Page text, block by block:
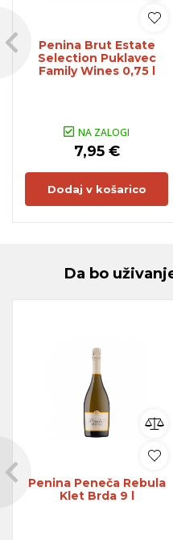
Penina Brut Estate
Selection Puklavec
Family Wines 0,75 l
NA ZALOGI
7,95 €
Dodaj v košarico
Da bo
Penina Peneča Rebula
Klet Brda 9 l